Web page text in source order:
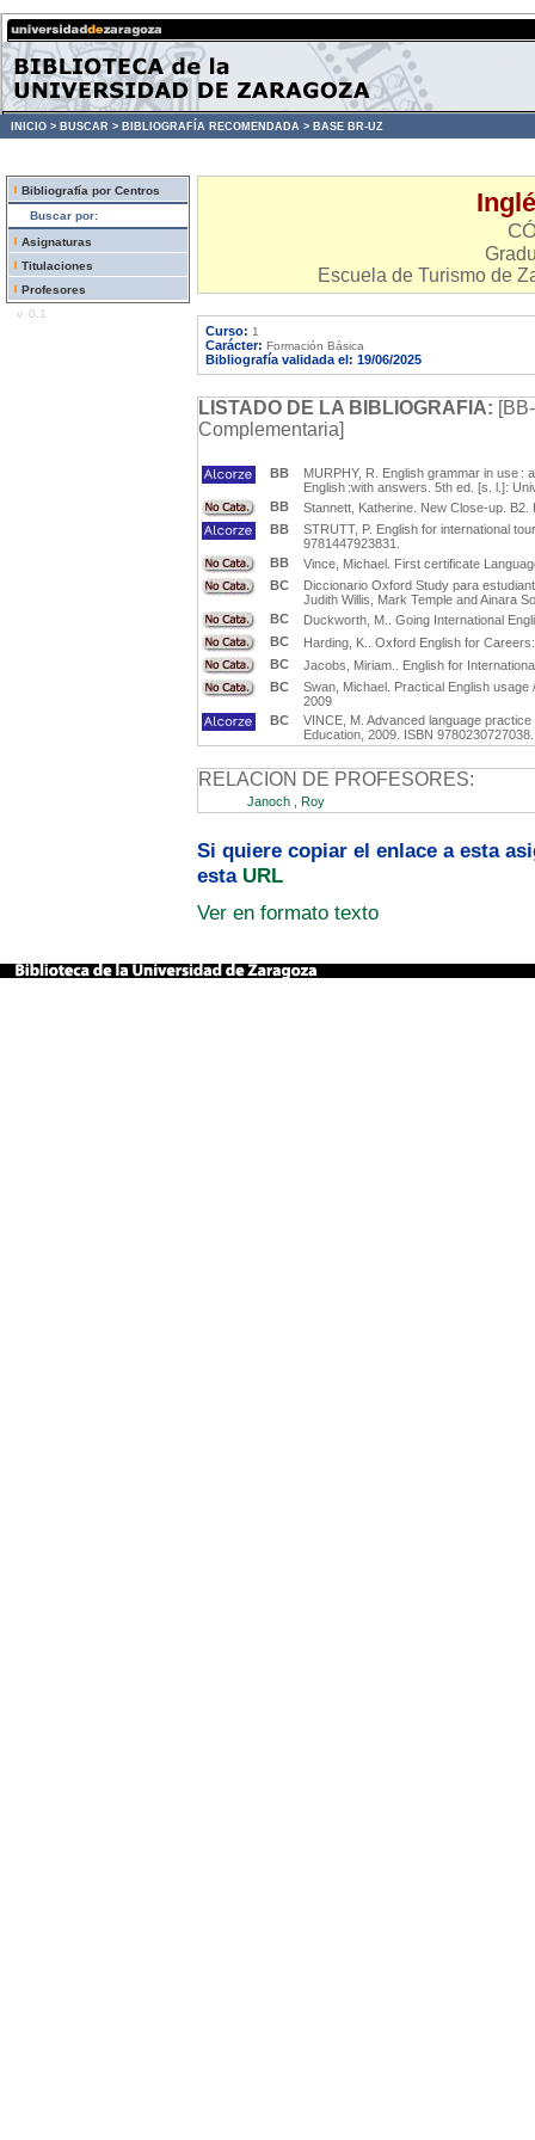
INICIO > BUSCAR > BIBLIOGRAFÍA RECOMENDADA > BASE BR-UZ
Bibliografía por Centros
Buscar por:
Asignaturas
Titulaciones
Profesores
v. 0.1
Escuela de Turismo de
Curso: 1
Carácter: Formación Básica
Bibliografía validada el: 19/06/2025
LISTADO DE LA BIBLIOGRAFIA:
Complementaria]
BB
MURPHY, R. English grammar in use
English :with answers. 5th ed. [s. l.]:
BB
Stannett, Katherine. New Close-up.
BB
STRUTT, P. English for international
9781447923831.
BB
Vince, Michael. First certificate
BC
Diccionario Oxford Study para
Judith Willis, Mark Temple and Ainara
BC
Duckworth, M.. Going International
BC
Harding, K.. Oxford English for
BC
Jacobs, Miriam.. English for
BC
Swan, Michael. Practical English
2009
BC
VINCE, M. Advanced language
Education, 2009. ISBN 9780230727038.
RELACION DE PROFESORES:
Janoch , Roy
Si quiere copiar el enlace a esta
esta URL
Ver en formato texto